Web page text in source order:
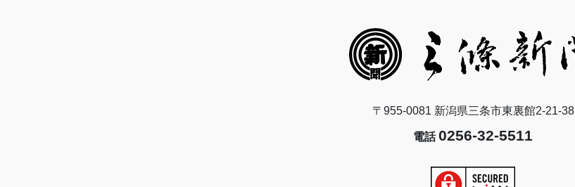
〒955-0081 新潟県三条市東裏館2-21-38
電話0256-32-5511